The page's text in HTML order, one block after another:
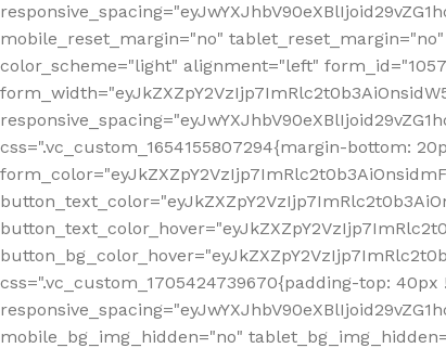
mobile_reset_margin="no"
color_scheme="light" alignment="left"
css=".vc_custom_1654155807294{margin-bottom:
css=".vc_custom_1705424739670{padding-top:
mobile_bg_img_hidden="no"